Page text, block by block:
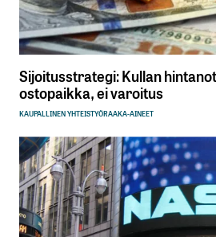
Sijoitusstrategi: Kullan
ostopaikka, ei varoitus
KAUPALLINEN YHTEISTYÖRAAKA-AINEET